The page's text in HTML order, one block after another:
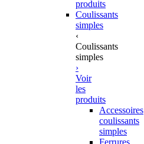
produits
Coulissants
simples
‹
Coulissants
simples
›
Voir
les
produits
Accessoires
coulissants
simples
Ferrures